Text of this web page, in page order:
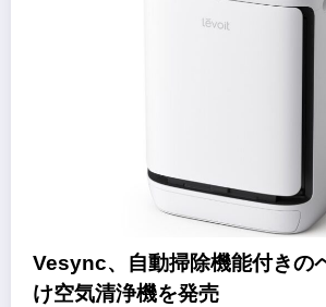
Vesync、自動掃除機能付きの
け空気清浄機を発売